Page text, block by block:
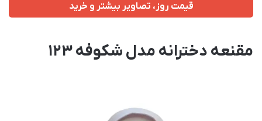
قیمت روز، تصاویر بیشتر و خرید
مقنعه دخترانه مدل شکوفه 123